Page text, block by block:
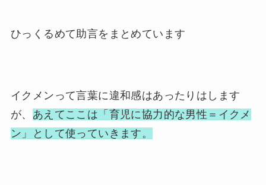
ひっくるめて助言をまとめています
イクメンって言葉に違和感はあったりはします
が、 あえてここは「育児に協力的な男性＝イクメ
ン」として使っていきます。